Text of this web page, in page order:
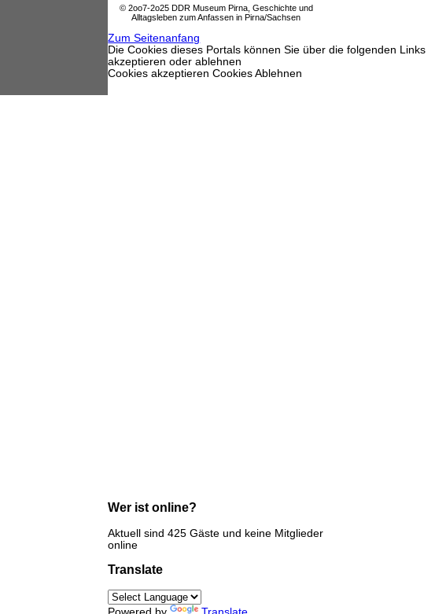
Wer ist online?
Aktuell sind 425 Gäste und keine Mitglieder
online
Translate
© 2oo7-2o25 DDR Museum Pirna, Geschichte und
Alltagsleben zum Anfassen in Pirna/Sachsen
Zum Seitenanfang
Die Cookies dieses Portals können Sie über die folgenden Links
akzeptieren oder ablehnen
Cookies akzeptieren Cookies Ablehnen